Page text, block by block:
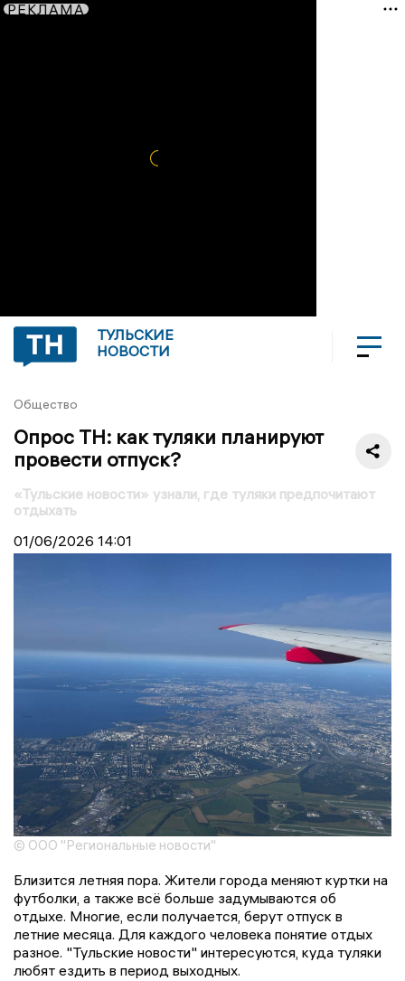
РЕКЛАМА
ТУЛЬСКИЕ
НОВОСТИ
Общество
Опрос ТН: как туляки планируют
провести отпуск?
«Тульские новости» узнали, где туляки предпочитают
отдыхать
01/06/2026 14:01
© ООО "Региональные новости"
Близится летняя пора. Жители города меняют куртки на
футболки, а также всё больше задумываются об
отдыхе. Многие, если получается, берут отпуск в
летние месяца. Для каждого человека понятие отдых
разное. "Тульские новости" интересуются, куда туляки
любят ездить в период выходных.